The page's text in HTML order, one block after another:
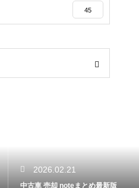
45
2026.02.21
中古車 売却 noteまとめ最新版